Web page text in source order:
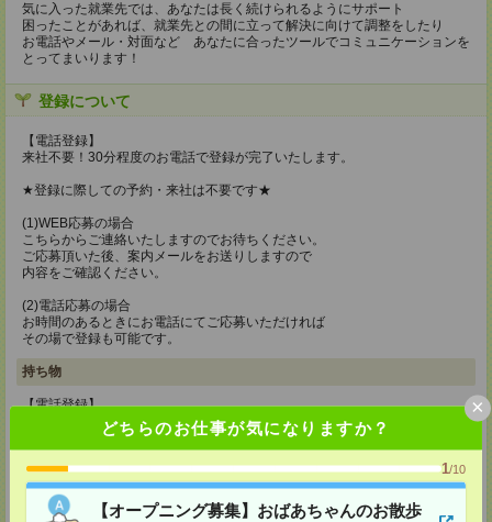
どちらのお仕事が気になりますか？
1/10
【オープニング募集】おばあちゃんのお散歩
×
気に入った就業先では、あなたは長く続けられるようにサポート
困ったことがあれば、就業先との間に立って解決に向けて調整をしたり
お電話やメール・対面など あなたに合ったツールでコミュニケーションを
とってまいります！
登録について
【電話登録】
来社不要！30分程度のお電話で登録が完了いたします。
★登録に際しての予約・来社は不要です★
(1)WEB応募の場合
こちらからご連絡いたしますのでお待ちください。
ご応募頂いた後、案内メールをお送りしますので
内容をご確認ください。
(2)電話応募の場合
お時間のあるときにお電話にてご応募いただければ
その場で登録も可能です。
持ち物
【電話登録】
弊社HPよりマイページ作成をお願いします
電話での登録の際に、マイページ作成をいただいた旨をお伝えください。
所要時間
【電話登録】30分程度